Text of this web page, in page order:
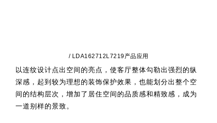
/ LDA162712L7219产品应用
以连纹设计点出空间的亮点，使客厅整体勾勒出强烈的纵
深感，起到较为理想的装饰保护效果，也能划分出整个空
间的结构层次，增加了居住空间的品质感和精致感，成为
一道别样的景致。